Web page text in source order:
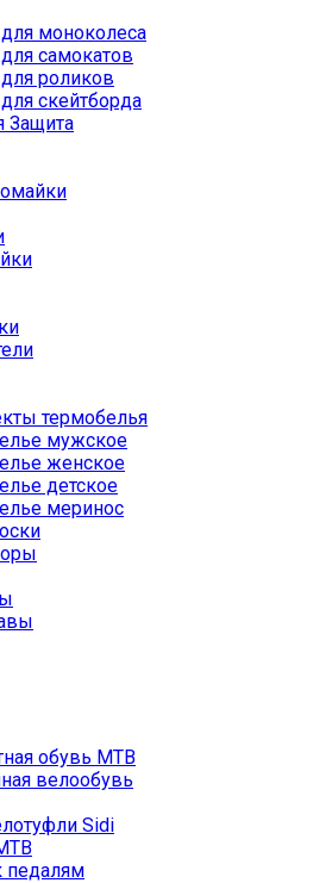
моноколеса
самокатов
роликов
скейтборда
Защита
термобелья
мужское
женское
детское
меринос
обувь MTB
велообувь
Sidi